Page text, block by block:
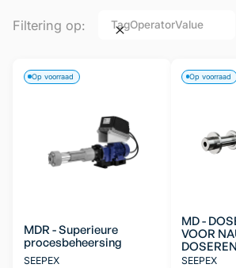
Filtering op: TagOperatorValue
MDR - Superieure
procesbeheersing
SEEPEX
Op voorraad
MD -
VOOR
SEEPEX
Op voorraad